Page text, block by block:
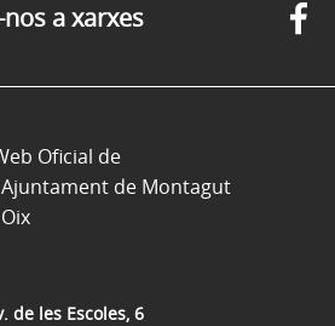
nos a xarxes
de les Escoles, 6
Oficial de
de Montagut